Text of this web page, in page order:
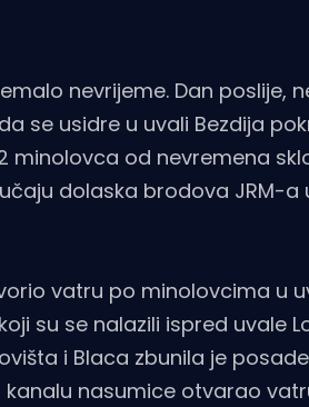
nevrijeme. Dan poslije,
se usidre u uvali Bezdija
minolovca od nevremena
dolaska brodova JRM-
vatru po minolovcima u
su se nalazili ispred uvale
i Blaca zbunila je
nasumice otvarao